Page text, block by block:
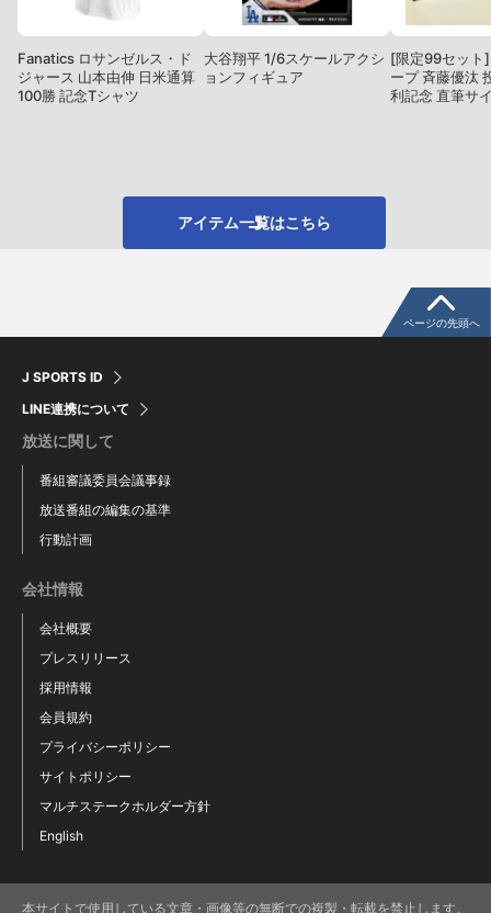
Fanatics ロサンゼルス・ド
ジャース 山本由伸 日米通算
100勝 記念Tシャツ
大谷翔平 1/6スケールアクシ
ョンフィギュア
[限定99セット
ープ 斉藤優汰
利記念 直筆サ
アイテム一覧はこちら
J SPORTS ID
LINE連携について
放送に関して
番組審議委員会議事録
放送番組の編集の基準
行動計画
会社情報
会社概要
プレスリリース
採用情報
会員規約
プライバシーポリシー
サイトポリシー
マルチステークホルダー方針
English
ページの先頭へ
本サイトで使用している文章・画像等の無断での複製・転載を禁止します。